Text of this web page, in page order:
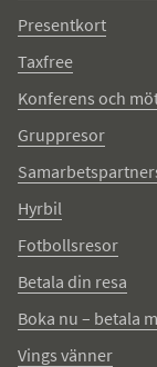
Presentkort
Taxfree
Konferens och
Gruppresor
Hyrbil
Fotbollsresor
Betala din resa
Boka nu – betala
Vings vänner